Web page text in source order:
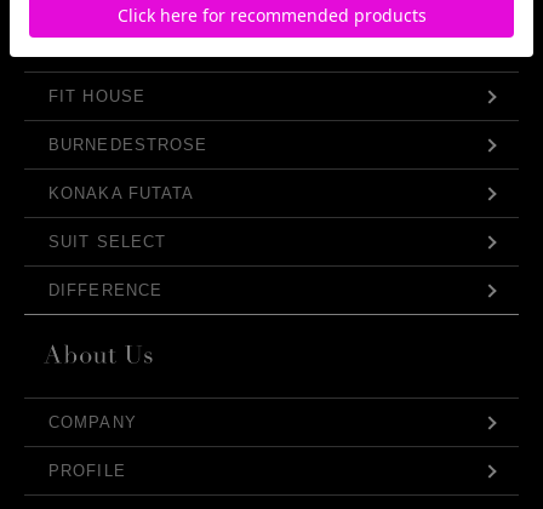
FIT HOUSE
BURNEDESTROSE
KONAKA FUTATA
SUIT SELECT
DIFFERENCE
COMPANY
PROFILE